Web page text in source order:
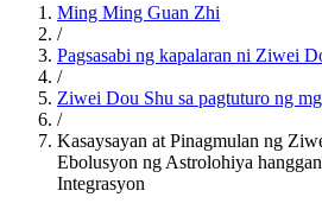
Ming Ming Guan Zhi
/
Pagsasabi ng kapalaran ni Ziwei
/
Ziwei Dou Shu sa pagtuturo ng
/
Kasaysayan at Pinagmulan ng
Ebolusyon ng Astrolohiya
Integrasyon